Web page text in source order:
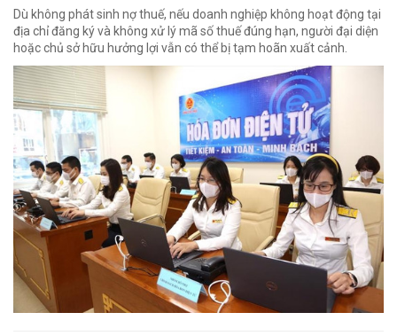
Dù không phát sinh nợ thuế, nếu doanh nghiệp không hoạt động tại
địa chỉ đăng ký và không xử lý mã số thuế đúng hạn, người đại diện
hoặc chủ sở hữu hưởng lợi vẫn có thể bị tạm hoãn xuất cảnh.